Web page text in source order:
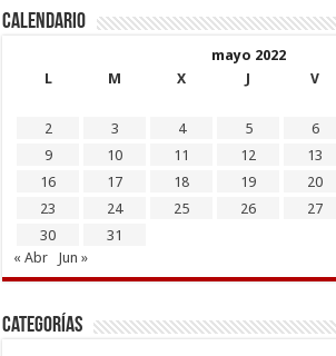
Calendario
mayo 2022
L
M X J V
2
3 4 5 6
9
10 11 12 13
16
17 18 19 20
23
24 25 26 27
30
31
« Abr
Jun »
Categorías